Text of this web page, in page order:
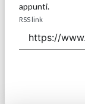
appunti.
RSS link